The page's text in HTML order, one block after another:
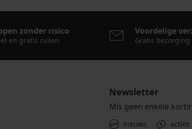
zonder risico
en gratis ruilen
Voordelige
Gratis
Newsletter
Mis geen enkele
nieuws acties